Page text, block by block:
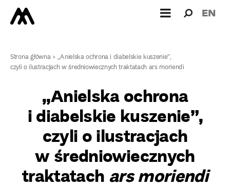
dla: EN
Strona główna>„Anielska ochrona i diabelskie kuszenie”,
czyli o ilustracjach w średniowiecznych traktatach ars moriendi
„Anielska ochrona
i diabelskie kuszenie”,
czyli o ilustracjach
w średniowiecznych
traktatach ars moriendi